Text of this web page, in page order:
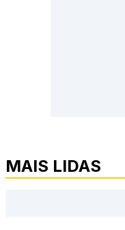
MAIS LIDAS